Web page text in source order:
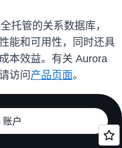
托管的关系数据库，
能和可用性，同时还具
本效益。有关 Aurora
访问 产品页面。
账户